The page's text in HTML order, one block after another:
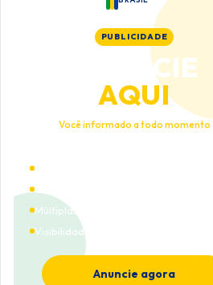
PUBLICIDADE
ANUNCIE
AQUI
Você informado a todo momento
Múltiplas categorias
Visibilidade premium
Anuncie agora